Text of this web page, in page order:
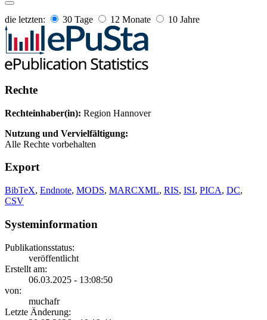
die letzten: 30 Tage 12 Monate 10 Jahre
Rechte
Rechteinhaber(in): Region Hannover
Nutzung und Vervielfältigung:
Alle Rechte vorbehalten
Export
BibTeX, Endnote, MODS, MARCXML, RIS, ISI, PICA, DC,
CSV
Systeminformation
Publikationsstatus:
veröffentlicht
Erstellt am:
06.03.2025 - 13:08:50
von:
muchafr
Letzte Änderung: